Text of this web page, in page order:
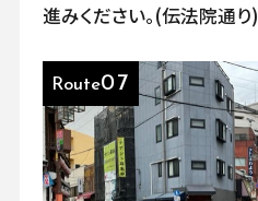
進みください。(伝法院通り)
Route07